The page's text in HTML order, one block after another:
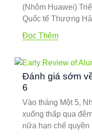
(Nhôm Huawei)
Quốc tế Thượng
Đọc Thêm
Đánh giá sớm
6
Vào tháng Một 5,
xuống thấp qua
nữa hạn chế